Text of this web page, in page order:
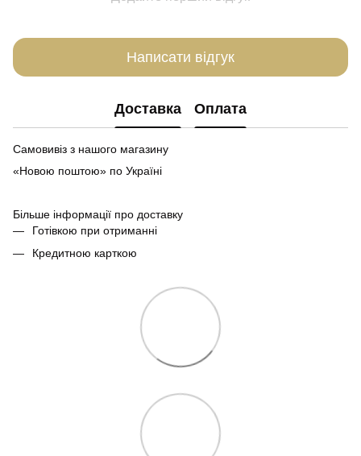
Написати відгук
Доставка Оплата
Самовивіз з нашого магазину
«Новою поштою» по Україні
Більше інформації про доставку
Готівкою при отриманні
Кредитною карткою